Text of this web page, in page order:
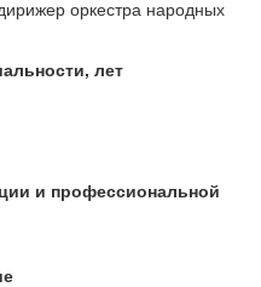
оркестра народных
лет
и профессиональной